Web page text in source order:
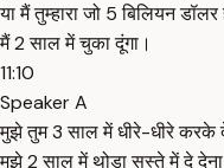
या मैं तुम्हारा जो 5 बिलियन
मैं 2 साल में चुका दूंगा।
11:10
Speaker A
मुझे तुम 3 साल में धीरे-धीरे करके
मुझे 2 साल में थोड़ा सस्ते में दे